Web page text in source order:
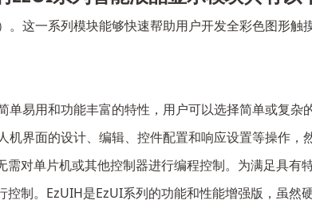
。这一系列模块能够快速帮助用户开发全彩色图形
单易用和功能丰富的特性，用户可以选择简单或复
界面的设计、编辑、控件配置和响应设置等操作
对单片机或其他控制器进行编程控制。为满足具有
制。EzUIH是EzUI系列的功能和性能增强版，虽然